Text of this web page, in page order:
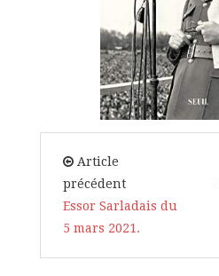
Article
précédent
Essor Sarladais du
5 mars 2021.